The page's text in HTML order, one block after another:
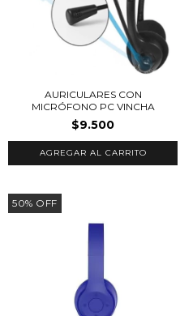
AURICULARES CON
MICRÓFONO PC VINCHA
$9.500
50% OFF